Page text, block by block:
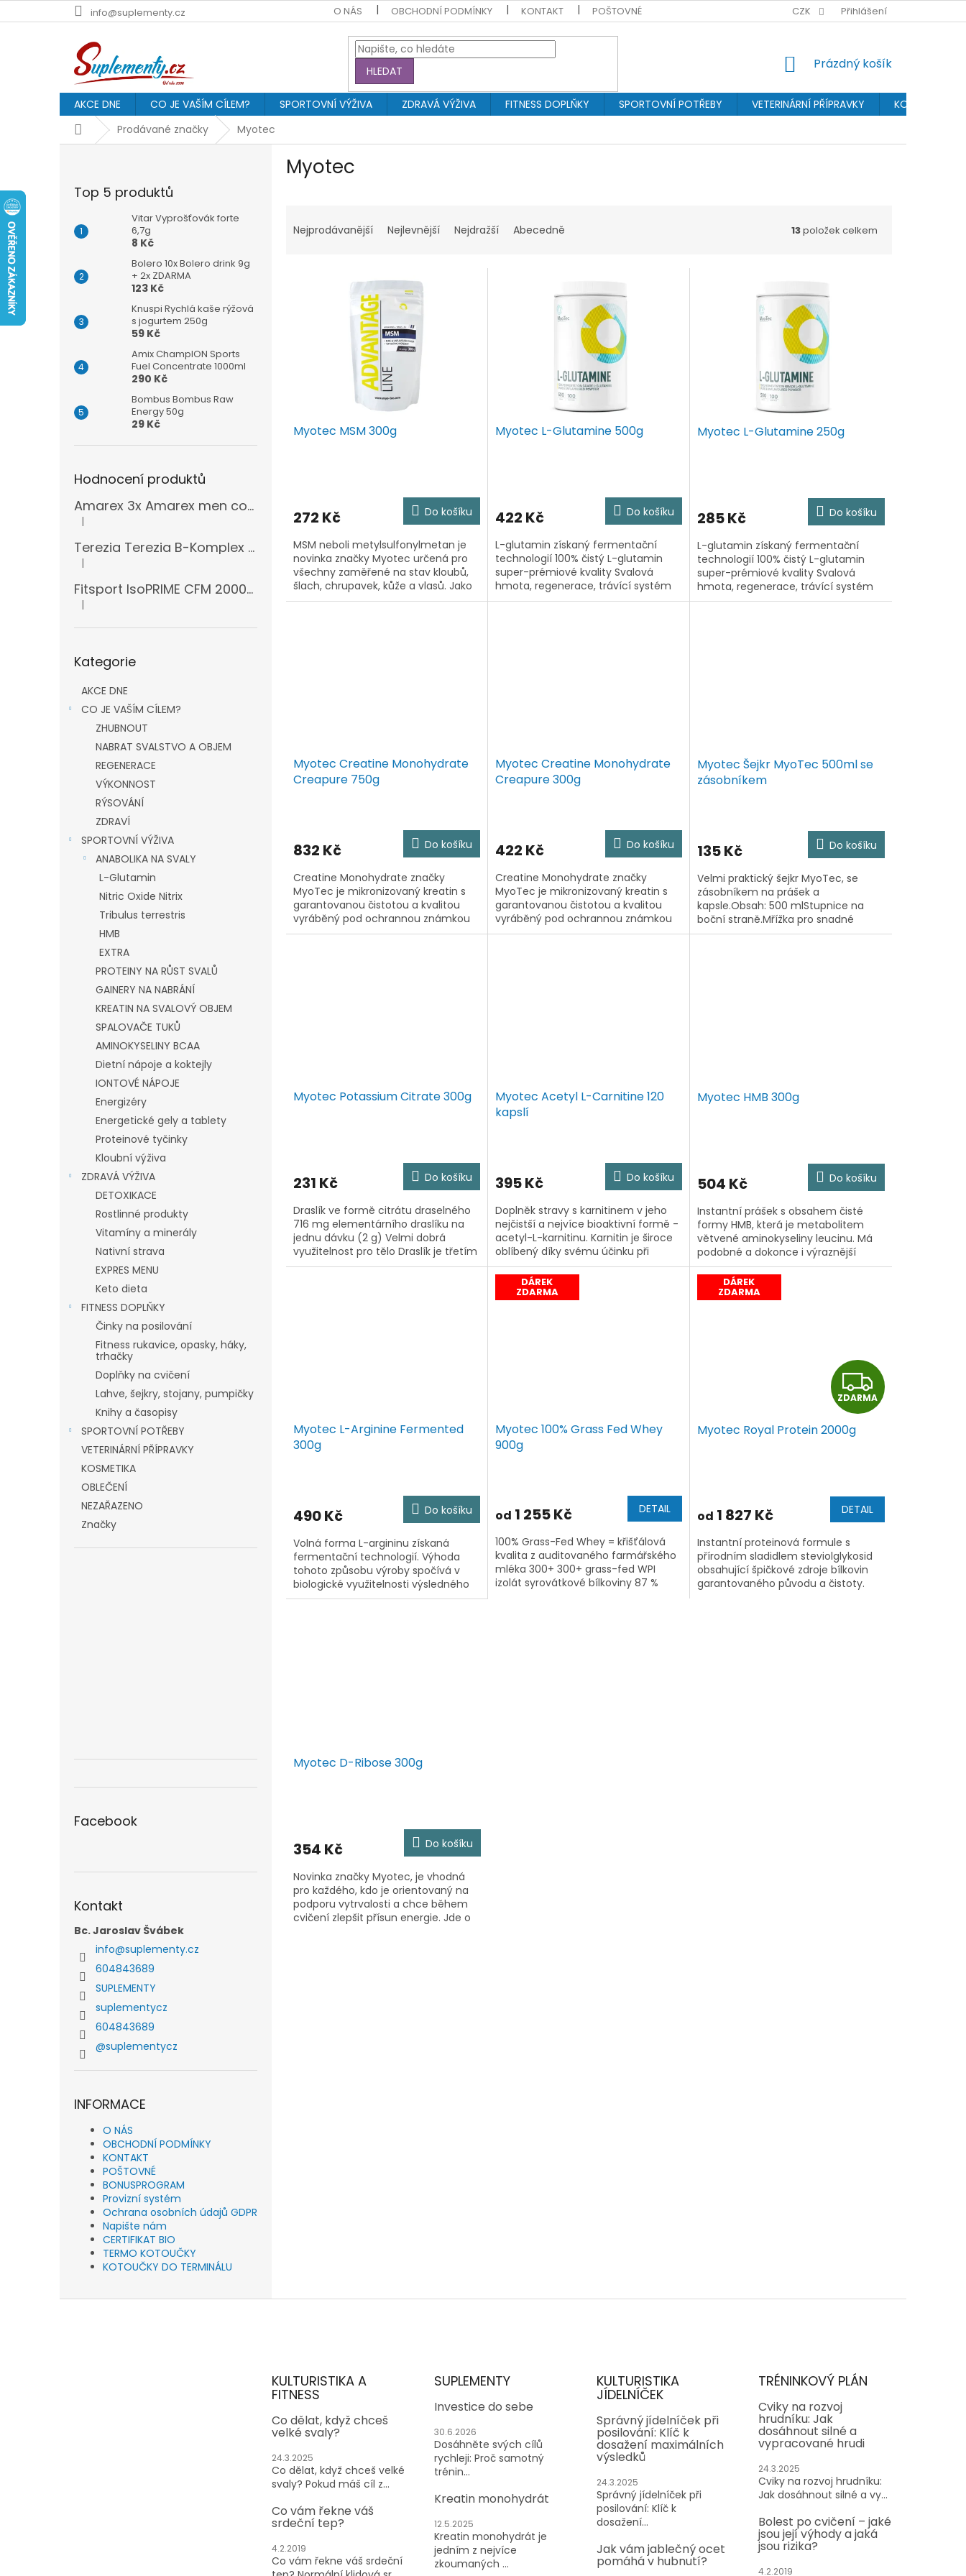
na
info@suplementy.cz O NÁS OBCHODNÍ PODMÍNKY KONTAKT POŠTOVNÉ PROVIZNÍ SYSTÉM OCHRANA
CZK Přihlášení
HLEDAT
NÁKUPNÍ
Prázdný košík
AKCE DNE CO JE VAŠÍM CÍLEM? SPORTOVNÍ VÝŽIVA ZDRAVÁ VÝŽIVA FITNESS DOPLŇKY SPORTOVNÍ POTŘEBY VETERINÁRNÍ PŘÍPRAVKY
KOSMETIKA
DomůProdávané značky Myotec
Top 5 produktů
Vitar Vyprošťovák forte
6,7g
8 Kč
Bolero 10x Bolero drink 9g
+ 2x ZDARMA
123 Kč
Knuspi Rychlá kaše rýžová
s jogurtem 250g
59 Kč
Amix ChampION Sports
Fuel Concentrate 1000ml
290 Kč
Bombus Bombus Raw
Energy 50g
29 Kč
Hodnocení produktů
Amarex 3x Amarex men complex 120 kapslí
Hodnocení produktu je 5 z 5 hvězdiček.
|
Terezia Terezia B-Komplex super forte 100 tablet
Hodnocení produktu je 5 z 5 hvězdiček.
|
Fitsport IsoPRIME CFM 2000g + šejkr
Hodnocení produktu je 5 z 5 hvězdiček.
|
kategorie
Kategorie
AKCE DNE
CO JE VAŠÍM CÍLEM?
ZHUBNOUT
NABRAT SVALSTVO A OBJEM
REGENERACE
VÝKONNOST
RÝSOVÁNÍ
ZDRAVÍ
SPORTOVNÍ VÝŽIVA
ANABOLIKA NA SVALY
L-Glutamin
Nitric Oxide Nitrix
Tribulus terrestris
HMB
EXTRA
PROTEINY NA RŮST SVALŮ
GAINERY NA NABRÁNÍ
KREATIN NA SVALOVÝ OBJEM
SPALOVAČE TUKŮ
AMINOKYSELINY BCAA
Dietní nápoje a koktejly
IONTOVÉ NÁPOJE
Energizéry
Energetické gely a tablety
Proteinové tyčinky
Kloubní výživa
ZDRAVÁ VÝŽIVA
DETOXIKACE
Rostlinné produkty
Vitamíny a minerály
Nativní strava
EXPRES MENU
Keto dieta
FITNESS DOPLŇKY
Činky na posilování
Fitness rukavice, opasky, háky,
trhačky
Doplňky na cvičení
Lahve, šejkry, stojany, pumpičky
Knihy a časopisy
SPORTOVNÍ POTŘEBY
VETERINÁRNÍ PŘÍPRAVKY
KOSMETIKA
OBLEČENÍ
NEZAŘAZENO
Značky
Facebook
Kontakt
Bc. Jaroslav Švábek
info@suplementy.cz
604843689
SUPLEMENTY
suplementycz
604843689
@suplementycz
INFORMACE
O NÁS
OBCHODNÍ PODMÍNKY
KONTAKT
POŠTOVNÉ
BONUSPROGRAM
Provizní systém
Ochrana osobních údajů GDPR
Napište nám
CERTIFIKAT BIO
TERMO KOTOUČKY
KOTOUČKY DO TERMINÁLU
Myotec
aNejprodávanější Nejlevnější Nejdražší Abecedně 13položek celkem
Myotec MSM 300g
272 Kč Do košíku
MSM neboli metylsulfonylmetan je
novinka značky Myotec určená pro
všechny zaměřené na stav kloubů,
šlach, chrupavek, kůže a vlasů. Jako
zdroj přirozeně se vyskytující
Myotec L-Glutamine 500g
422 Kč Do košíku
L-glutamin získaný fermentační
technologií 100% čistý L-glutamin
super-prémiové kvality Svalová
hmota, regenerace, trávící systém
Perfektní pro funkční trénink, fitness,
Myotec L-Glutamine 250g
285 Kč Do košíku
L-glutamin získaný fermentační
technologií 100% čistý L-glutamin
super-prémiové kvality Svalová
hmota, regenerace, trávící systém
Perfektní pro funkční trénink, fitness,
Myotec Creatine Monohydrate
Creapure 750g
832 Kč Do košíku
Creatine Monohydrate značky
MyoTec je mikronizovaný kreatin s
garantovanou čistotou a kvalitou
vyráběný pod ochrannou známkou
Creapure®. Produkt je v každé šarži
Myotec Creatine Monohydrate
Creapure 300g
422 Kč Do košíku
Creatine Monohydrate značky
MyoTec je mikronizovaný kreatin s
garantovanou čistotou a kvalitou
vyráběný pod ochrannou známkou
Creapure®. Produkt je v každé šarži
Myotec Šejkr MyoTec 500ml se
zásobníkem
135 Kč Do košíku
Velmi praktický šejkr MyoTec, se
zásobníkem na prášek a
kapsle.Obsah: 500 mlStupnice na
boční straně.Mřížka pro snadné
promíchání nápoje.Snadno
Myotec Potassium Citrate 300g
231 Kč Do košíku
Draslík ve formě citrátu draselného
716 mg elementárního draslíku na
jednu dávku (2 g) Velmi dobrá
využitelnost pro tělo Draslík je třetím
nejzastoupenějším minerálem v těle.
Myotec Acetyl L-Carnitine 120
kapslí
395 Kč Do košíku
Doplněk stravy s karnitinem v jeho
nejčistší a nejvíce bioaktivní formě -
acetyl-L-karnitinu. Karnitin je široce
oblíbený díky svému účinku při
redukčním tréninku - lze jej
doporučit každému, kdo...
Myotec HMB 300g
504 Kč Do košíku
Instantní prášek s obsahem čisté
formy HMB, která je metabolitem
větvené aminokyseliny leucinu. Má
podobné a dokonce i výraznější
spektrum účinku jako leucin. Více se
o HMB dozvíte na webu eFIA.cz....
Myotec L-Arginine Fermented
300g
490 Kč Do košíku
Volná forma L-argininu získaná
fermentační technologií. Výhoda
tohoto způsobu výroby spočívá v
biologické využitelnosti výsledného
produktu. Arginin je pro své účinky
DÁREK
ZDARMA
Myotec 100% Grass Fed Whey
900g
od 1 255 Kč DETAIL
100% Grass-Fed Whey = křišťálová
kvalita z auditovaného farmářského
mléka 300+ 300+ grass-fed WPI
izolát syrovátkové bílkoviny 87 %
DÁREK
ZDARMA
Z
D
M
A
ZDARMA
Myotec Royal Protein 2000g
od 1 827 Kč DETAIL
Instantní proteinová formule s
přírodním sladidlem steviolglykosid
obsahující špičkové zdroje bílkovin
garantovaného původu a čistoty.
Myotec D-Ribose 300g
354 Kč Do košíku
Novinka značky Myotec, je vhodná
pro každého, kdo je orientovaný na
podporu vytrvalosti a chce během
cvičení zlepšit přísun energie. Jde o
KULTURISTIKA A
FITNESS
Co dělat, když chceš
velké svaly?
24.3.2025
Co dělat, když chceš velké
svaly? Pokud máš cíl z...
Co vám řekne váš
srdeční tep?
4.2.2019
Co vám řekne váš srdeční
SUPLEMENTY
Investice do sebe
30.6.2026
Dosáhněte svých cílů
rychleji: Proč samotný
trénin...
Kreatin monohydrát
12.5.2025
Kreatin monohydrát je
jedním z nejvíce
zkoumaných ...
KULTURISTIKA
JÍDELNÍČEK
Správný jídelníček při
posilování: Klíč k
dosažení maximálních
výsledků
24.3.2025
Správný jídelníček při
posilování: Klíč k
dosažení...
Jak vám jablečný ocet
pomáhá v hubnutí?
TRÉNINKOVÝ PLÁN
Cviky na rozvoj
hrudníku: Jak
dosáhnout silné a
vypracované hrudi
24.3.2025
Cviky na rozvoj hrudníku:
Jak dosáhnout silné a vy...
Bolest po cvičení – jaké
jsou její výhody a jaká
jsou rizika?
4.2.2019